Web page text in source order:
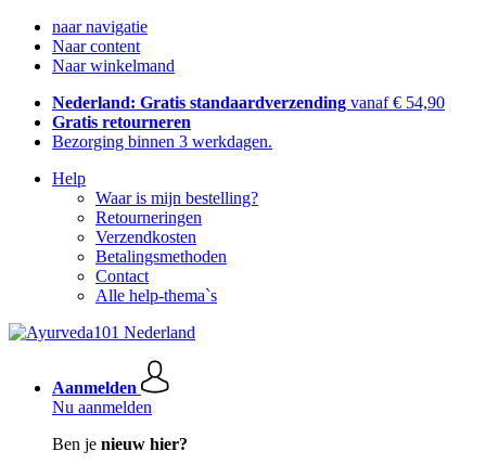
naar navigatie
Naar content
Naar winkelmand
Nederland: Gratis standaardverzending vanaf € 54,90
Gratis retourneren
Bezorging binnen 3 werkdagen.
Help
Waar is mijn bestelling?
Retourneringen
Verzendkosten
Betalingsmethoden
Contact
Alle help-thema`s
Aanmelden
Nu aanmelden
Ben je nieuw hier?